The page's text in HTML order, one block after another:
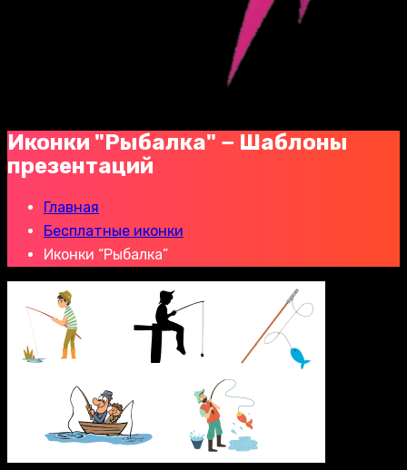
Иконки "Рыбалка" − Шаблоны
презентаций
Главная
Бесплатные иконки
Иконки “Рыбалка”